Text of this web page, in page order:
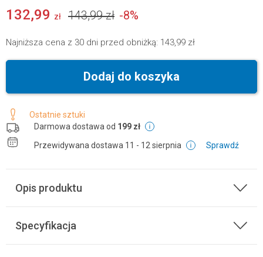
132,99 zł 143,99 zł -8%
Najniższa cena z 30 dni przed obniżką: 143,99 zł
Dodaj do koszyka
Ostatnie sztuki
Darmowa dostawa od 199 zł
Przewidywana dostawa 11 - 12 sierpnia Sprawdź
Opis produktu
Specyfikacja